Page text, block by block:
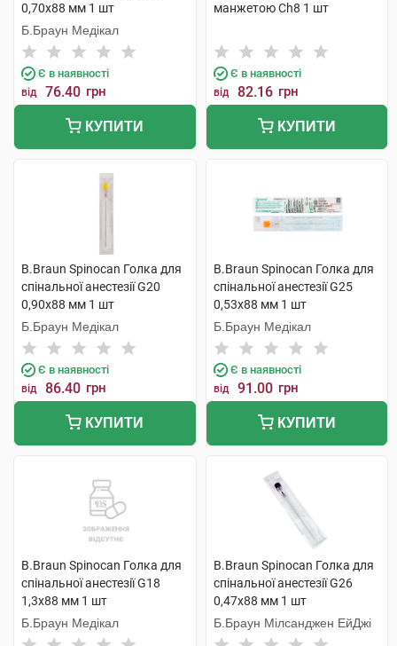
0,70x88 мм 1 шт
Б.Браун Медікал
Є в наявності
від 76.40 грн
КУПИТИ
манжетою Ch8 1 шт
Є в наявності
від 82.16 грн
КУПИТИ
B.Braun Spinocan Голка для
спінальної анестезії G20
0,90x88 мм 1 шт
Б.Браун Медікал
Є в наявності
від 86.40 грн
КУПИТИ
B.Braun Spinocan Голка для
спінальної анестезії G25
0,53x88 мм 1 шт
Б.Браун Медікал
Є в наявності
від 91.00 грн
КУПИТИ
B.Braun Spinocan Голка для
спінальної анестезії G18
1,3x88 мм 1 шт
Б.Браун Медікал
B.Braun Spinocan Голка для
спінальної анестезії G26
0,47x88 мм 1 шт
Б.Браун Мілсанджен ЕйДжі